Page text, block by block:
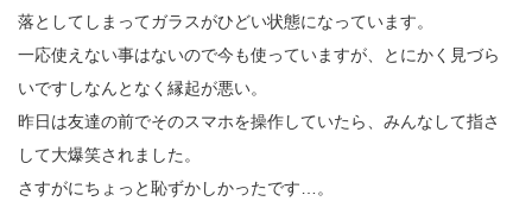
落としてしまってガラスがひどい状態になっています。
一応使えない事はないので今も使っていますが、とにかく見づら
いですしなんとなく縁起が悪い。
昨日は友達の前でそのスマホを操作していたら、みんなして指さ
して大爆笑されました。
さすがにちょっと恥ずかしかったです…。